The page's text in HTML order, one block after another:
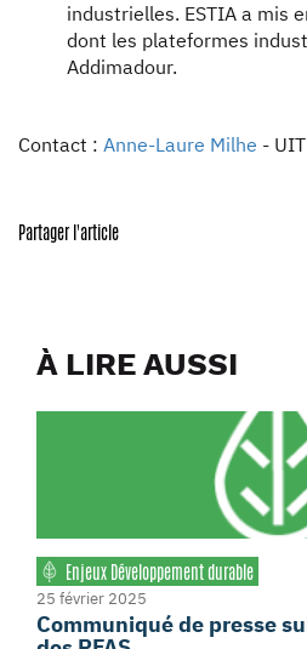
industrielles. ESTIA a mis
dont les plateformes
Addimadour.
Contact : Anne-Laure Milhe -
Partager l'article
À LIRE AUSSI
Enjeux Développement durable
25 février 2025
Communiqué de presse